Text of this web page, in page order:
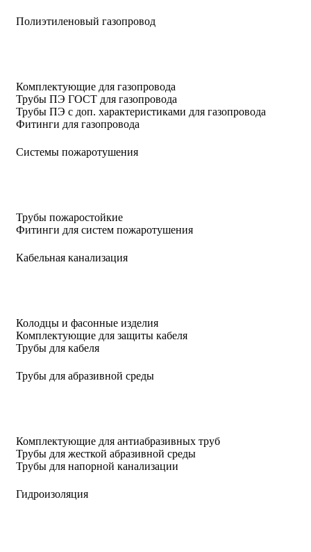
Полиэтиленовый газопровод
Комплектующие для газопровода
Трубы ПЭ ГОСТ для газопровода
Трубы ПЭ с доп. характеристиками для газопровода
Фитинги для газопровода
Системы пожаротушения
Трубы пожаростойкие
Фитинги для систем пожаротушения
Кабельная канализация
Колодцы и фасонные изделия
Комплектующие для защиты кабеля
Трубы для кабеля
Трубы для абразивной среды
Комплектующие для антиабразивных труб
Трубы для жесткой абразивной среды
Трубы для напорной канализации
Гидроизоляция